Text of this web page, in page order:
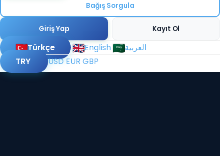
Bağış Sorgula
Giriş Yap Kayıt Ol
Türkçe English
العربية
TRY
USDEUR GBP